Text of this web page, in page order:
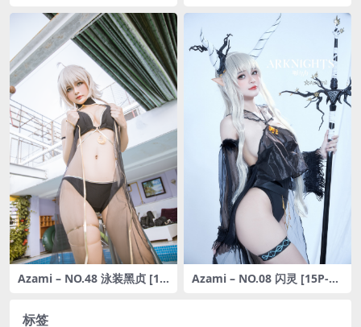
Azami – NO.48 泳装黑贞 [15
Azami – NO.08 闪灵 [15P-12
标签